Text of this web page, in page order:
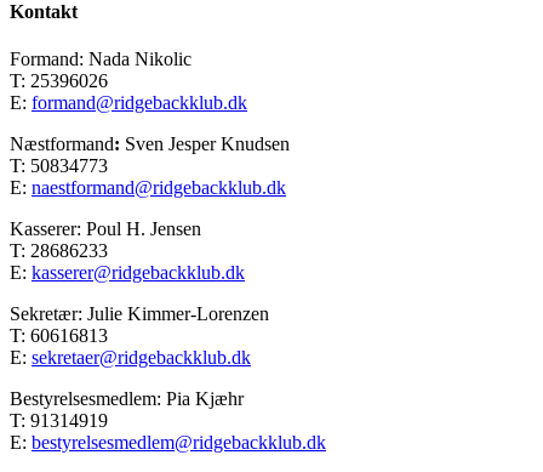
Kontakt
Formand: Nada Nikolic
T: 25396026
E: formand@ridgebackklub.dk
Næstformand: Sven Jesper Knudsen
T: 50834773
E: naestformand@ridgebackklub.dk
Kasserer: Poul H. Jensen
T: 28686233
E: kasserer@ridgebackklub.dk
Sekretær: Julie Kimmer-Lorenzen
T: 60616813
E: sekretaer@ridgebackklub.dk
Bestyrelsesmedlem: Pia Kjæhr
T: 91314919
E: bestyrelsesmedlem@ridgebackklub.dk